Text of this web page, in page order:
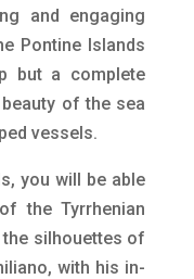
and engaging
Pontine Islands
but a complete
of the sea
vessels.
you will be able
the Tyrrhenian
silhouettes of
with his in-